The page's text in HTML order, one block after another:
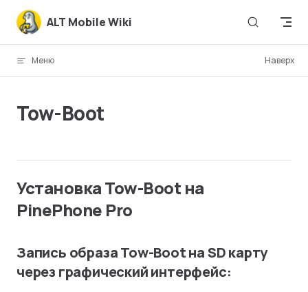
Skip to content
ALT Mobile Wiki
Меню Наверх
Tow-Boot
Установка Tow-Boot на
PinePhone Pro
Запись образа Tow-Boot на SD карту
через графический интерфейс: